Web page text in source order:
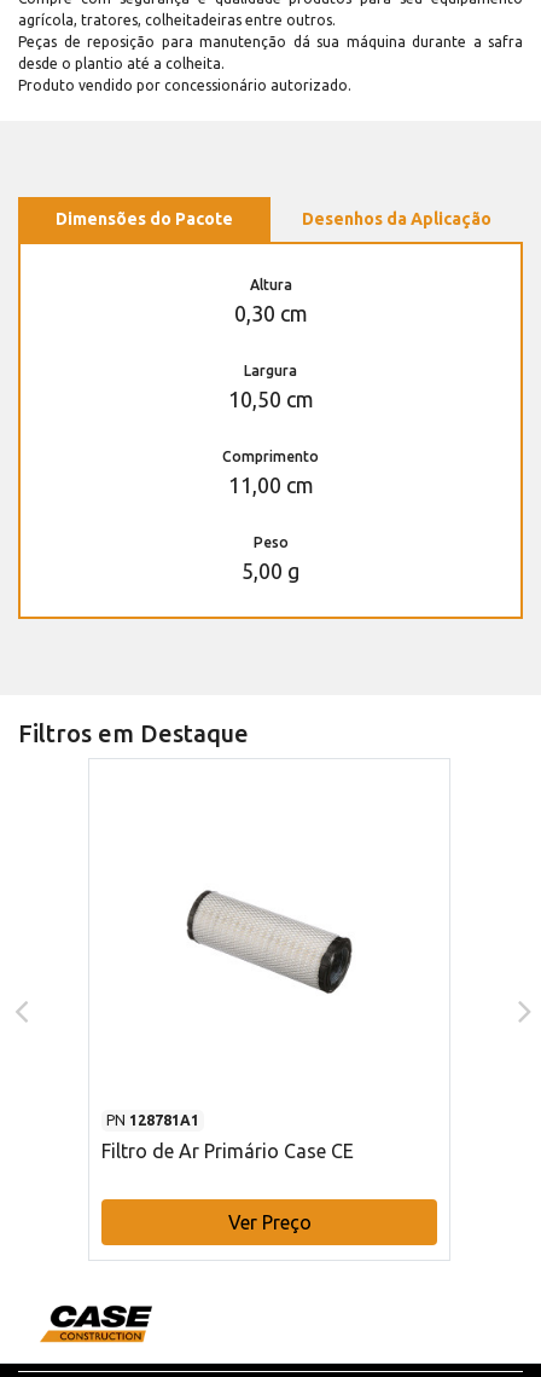
agrícola, tratores, colheitadeiras entre outros.
Peças de reposição para manutenção dá sua máquina durante a safra
desde o plantio até a colheita.
Produto vendido por concessionário autorizado.
Dimensões do Pacote Desenhos da Aplicação
Altura
0,30 cm
Largura
10,50 cm
Comprimento
11,00 cm
Peso
5,00 g
Filtros em Destaque
PN 128781A1
Filtro de Ar Primário Case CE
Ver Preço